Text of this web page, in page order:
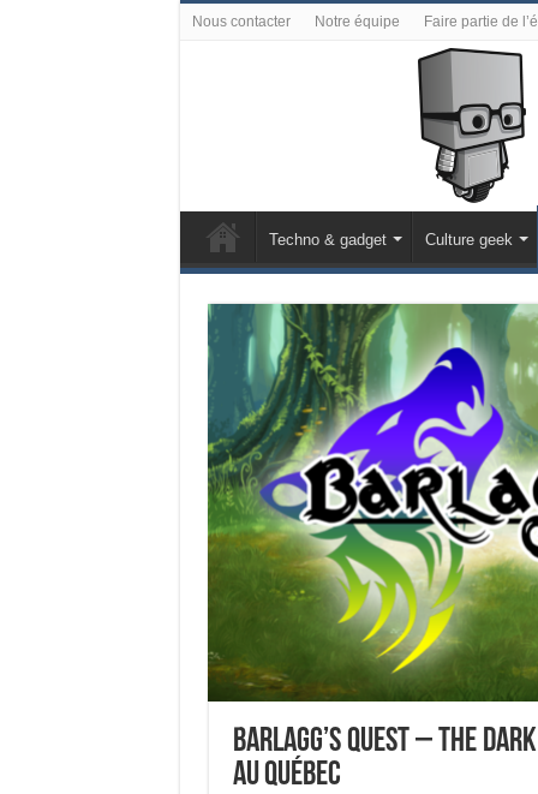
Nous contacter Notre équipe Faire partie de
Techno & gadget Culture geek
Barlagg’s Quest – The
au Québec